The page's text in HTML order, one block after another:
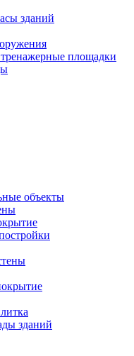
зданий
площадки
объекты
зданий